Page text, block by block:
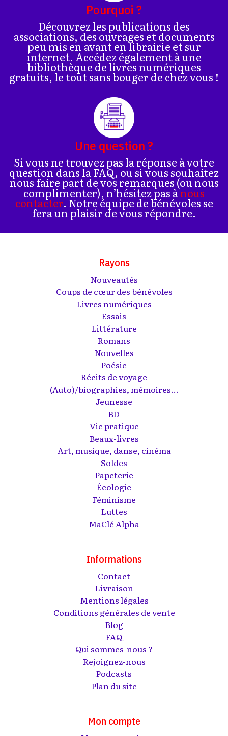
Pourquoi ?
Découvrez les publications des
associations, des ouvrages et documents
peu mis en avant en librairie et sur
internet. Accédez également à une
bibliothèque de livres numériques
gratuits, le tout sans bouger de chez vous !
Une question ?
Si vous ne trouvez pas la réponse à votre
question dans la FAQ, ou si vous souhaitez
nous faire part de vos remarques (ou nous
complimenter), n’hésitez pas ànous
contacter. Notre équipe de bénévoles se
fera un plaisir de vous répondre.
Rayons
Nouveautés
Coups de cœur des bénévoles
Livres numériques
Essais
Littérature
Romans
Nouvelles
Poésie
Récits de voyage
(Auto)/biographies, mémoires...
Jeunesse
BD
Vie pratique
Beaux-livres
Art, musique, danse, cinéma
Soldes
Papeterie
Écologie
Féminisme
Luttes
MaClé Alpha
Informations
Contact
Livraison
Mentions légales
Conditions générales de vente
Blog
FAQ
Qui sommes-nous ?
Rejoignez-nous
Podcasts
Plan du site
Mon compte